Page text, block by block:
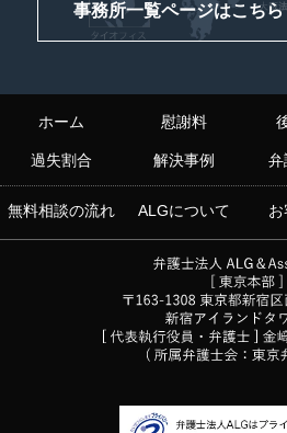
事務所一覧ページはこちら
ホーム 慰謝料
過失割合 解決事例 弁
無料相談の流れ ALGについて